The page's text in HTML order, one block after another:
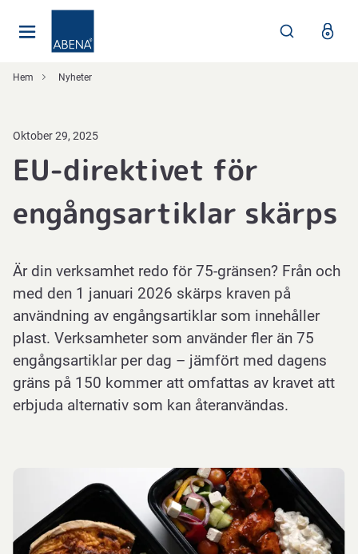
Hem Nyheter
Oktober 29, 2025
EU-direktivet för
engångsartiklar skärps
Är din verksamhet redo för 75-gränsen? Från och
med den 1 januari 2026 skärps kraven på
användning av engångsartiklar som innehåller
plast. Verksamheter som använder fler än 75
engångsartiklar per dag – jämfört med dagens
gräns på 150 kommer att omfattas av kravet att
erbjuda alternativ som kan återanvändas.